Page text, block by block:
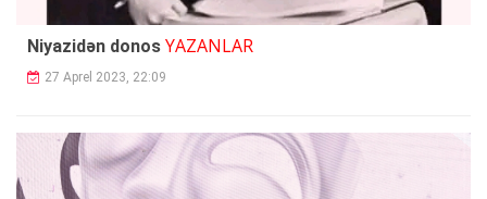
Niyazidən donos YAZANLAR
27 Aprel 2023, 22:09